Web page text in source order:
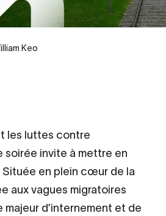
Keo
les luttes contre
soirée invite à mettre en
Située en plein cœur de la
aux vagues migratoires
majeur d’internement et de